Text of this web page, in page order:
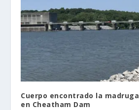
Cuerpo encontrado la
en Cheatham Dam